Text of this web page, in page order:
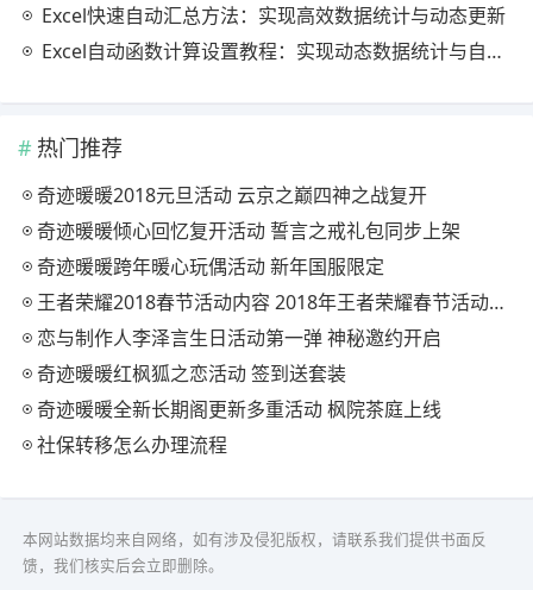
Excel快速自动汇总方法：实现高效数据统计与动态更新
Excel自动函数计算设置教程：实现动态数据统计与自动更新
热门推荐
奇迹暖暖2018元旦活动 云京之巅四神之战复开
奇迹暖暖倾心回忆复开活动 誓言之戒礼包同步上架
奇迹暖暖跨年暖心玩偶活动 新年国服限定
王者荣耀2018春节活动内容 2018年王者荣耀春节活动大全
恋与制作人李泽言生日活动第一弹 神秘邀约开启
奇迹暖暖红枫狐之恋活动 签到送套装
奇迹暖暖全新长期阁更新多重活动 枫院茶庭上线
社保转移怎么办理流程
本网站数据均来自网络，如有涉及侵犯版权，请联系我们提供书面反
馈，我们核实后会立即删除。